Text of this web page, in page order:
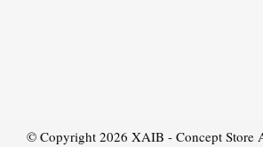
© Copyright 2026 XAIB - Concept Store